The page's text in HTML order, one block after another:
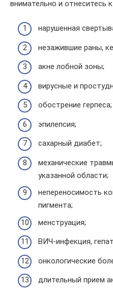
внимательно и отнеситесь
нарушенная
незажившие раны,
акне лобной зоны;
вирусные и
обострение герпеса;
эпилепсия;
сахарный диабет;
механические
указанной области;
непереносимость
пигмента;
менструация;
ВИЧ-инфекция,
онкологические
длительный прием